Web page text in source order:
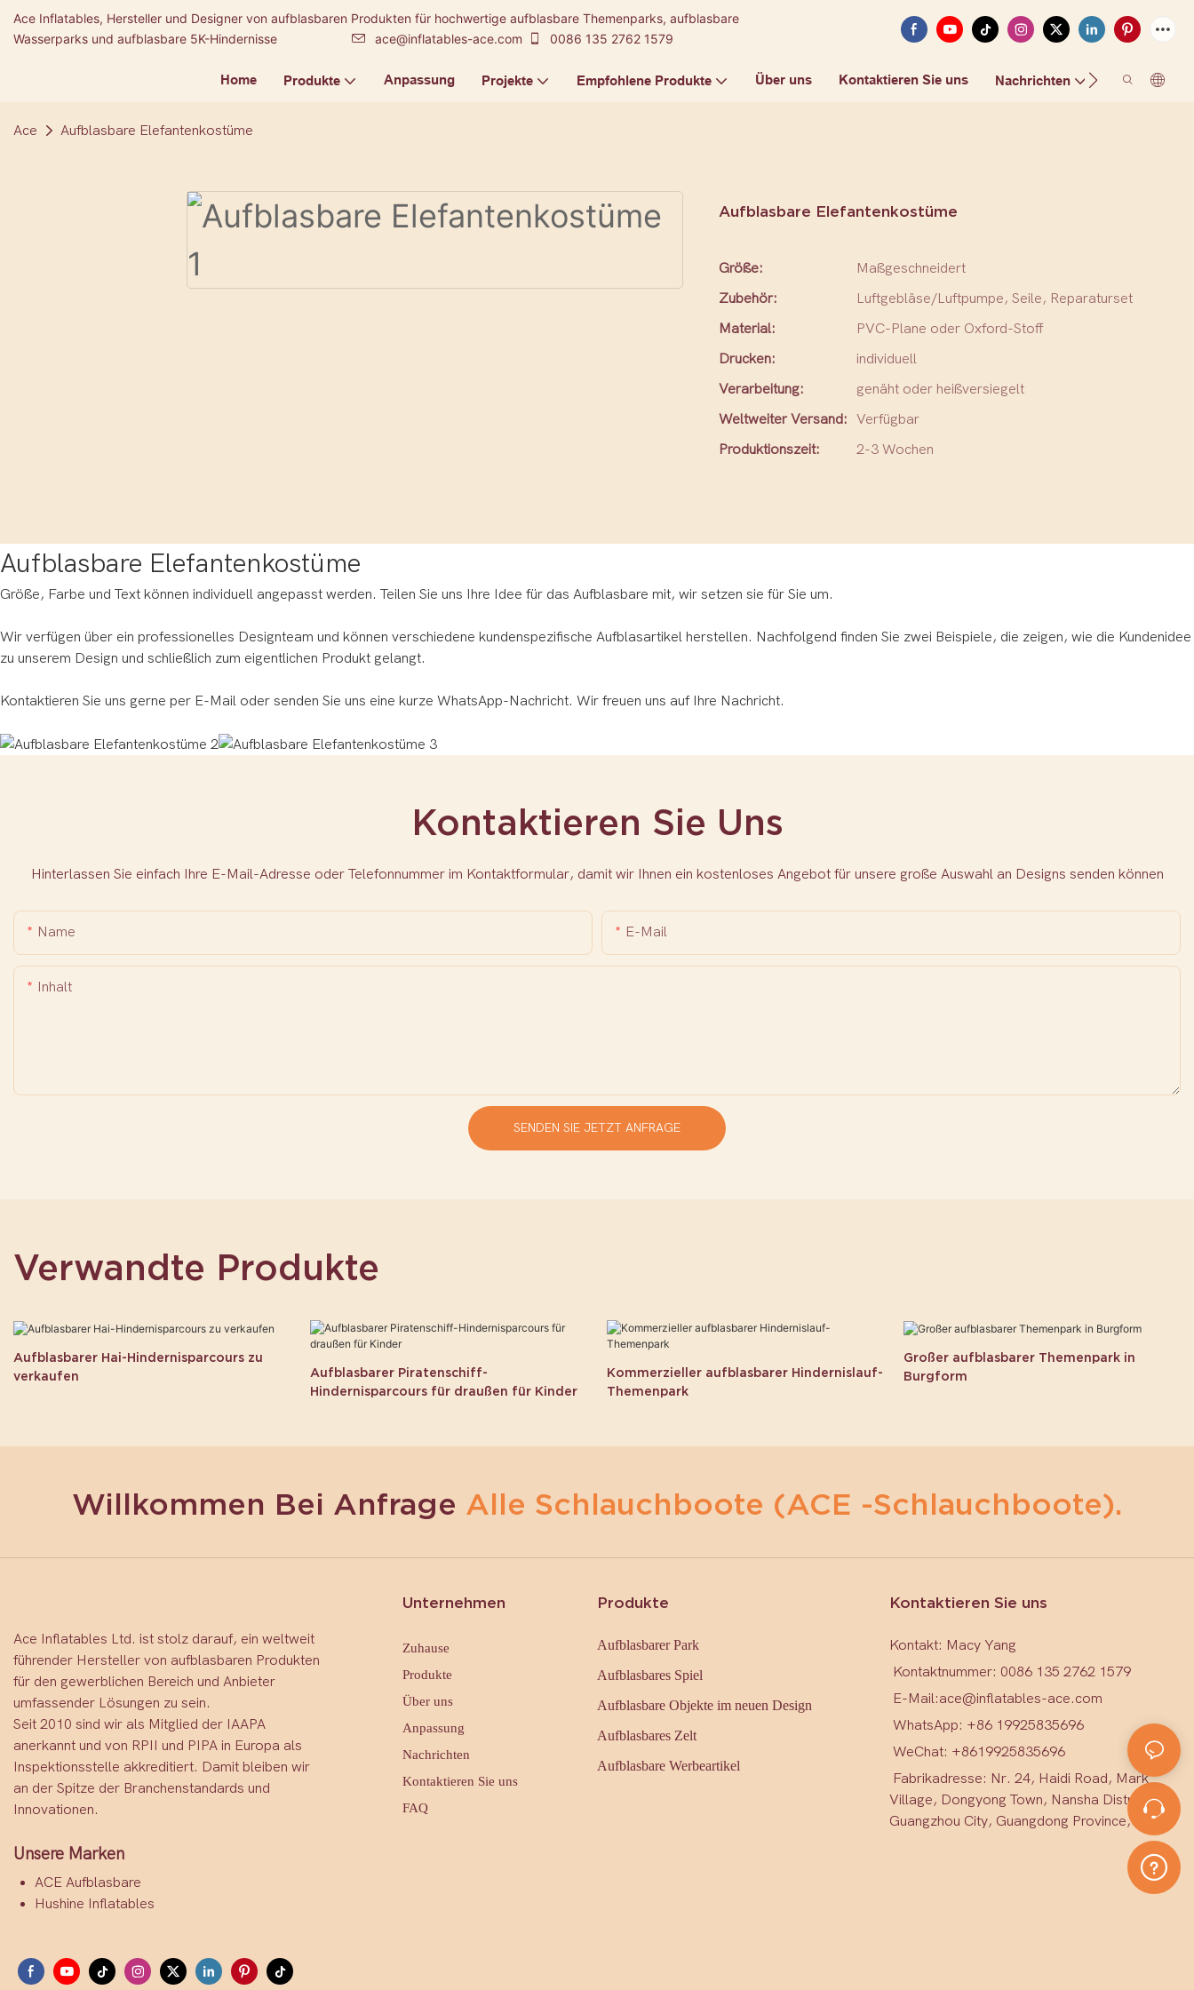
Ace Inflatables, Hersteller und Designer von aufblasbaren Produkten für hochwertige aufblasbare Themenparks, aufblasbare
Wasserparks und aufblasbare 5K-Hindernisse
ace@inflatables-ace.com 0086 135 2762 1579
Home Produkte Anpassung Projekte Empfohlene Produkte Über uns Kontaktieren Sie uns Nachrichten FAQ
Ace Aufblasbare Elefantenkostüme
Aufblasbare Elefantenkostüme
Größe:
Maßgeschneidert
Zubehör:
Luftgebläse/Luftpumpe, Seile, Reparaturset
Material:
PVC-Plane oder Oxford-Stoff
Drucken:
individuell
Verarbeitung:
genäht oder heißversiegelt
Weltweiter Versand:
Verfügbar
Produktionszeit:
2-3 Wochen
Aufblasbare Elefantenkostüme
Größe, Farbe und Text können individuell angepasst werden. Teilen Sie uns Ihre Idee für das Aufblasbare mit, wir setzen sie für Sie um.
Wir verfügen über ein professionelles Designteam und können verschiedene kundenspezifische Aufblasartikel herstellen. Nachfolgend finden Sie zwei Beispiele, die zeigen, wie die Kundenidee
zu unserem Design und schließlich zum eigentlichen Produkt gelangt.
Kontaktieren Sie uns gerne per E-Mail oder senden Sie uns eine kurze WhatsApp-Nachricht. Wir freuen uns auf Ihre Nachricht.
Kontaktieren Sie Uns
Hinterlassen Sie einfach Ihre E-Mail-Adresse oder Telefonnummer im Kontaktformular, damit wir Ihnen ein kostenloses Angebot für unsere große Auswahl an Designs senden können
Name E-Mail
Inhalt
SENDEN SIE JETZT ANFRAGE
Verwandte Produkte
Aufblasbarer Hai-Hindernisparcours zu
verkaufen
Aufblasbarer Piratenschiff-
Hindernisparcours für draußen für Kinder
Kommerzieller aufblasbarer Hindernislauf-
Themenpark
Großer aufblasbarer Themenpark in
Burgform
Willkommen Bei Anfrage Alle Schlauchboote (ACE -Schlauchboote).
Ace Inflatables Ltd. ist stolz darauf, ein weltweit
führender Hersteller von aufblasbaren Produkten
für den gewerblichen Bereich und Anbieter
umfassender Lösungen zu sein.
Seit 2010 sind wir als Mitglied der IAAPA
anerkannt und von RPII und PIPA in Europa als
Inspektionsstelle akkreditiert. Damit bleiben wir
an der Spitze der Branchenstandards und
Innovationen.
Unsere Marken
ACE Aufblasbare
Hushine Inflatables
Unternehmen
Zuhause
Produkte
Über uns
Anpassung
Nachrichten
Kontaktieren Sie uns
FAQ
Produkte
Aufblasbarer Park
Aufblasbares Spiel
Aufblasbare Objekte im neuen Design
Aufblasbares Zelt
Aufblasbare Werbeartikel
Kontaktieren Sie uns
Kontakt: Macy Yang
Kontaktnummer: 0086 135 2762 1579
E-Mail:ace@inflatables-ace.com
WhatsApp: +86 19925835696
WeChat: +8619925835696
Fabrikadresse: Nr. 24, Haidi Road, Mark
Village, Dongyong Town, Nansha District,
Guangzhou City, Guangdong Province, China